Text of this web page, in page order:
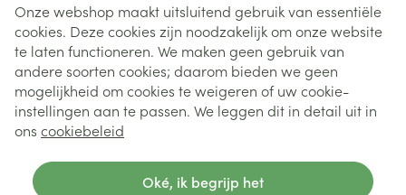
Onze webshop maakt uitsluitend gebruik van essentiële
cookies. Deze cookies zijn noodzakelijk om onze website
te laten functioneren. We maken geen gebruik van
andere soorten cookies; daarom bieden we geen
mogelijkheid om cookies te weigeren of uw cookie-
instellingen aan te passen. We leggen dit in detail uit in
ons cookiebeleid
Oké, ik begrijp het
Juridische links